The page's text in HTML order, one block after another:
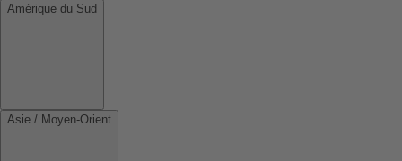
Amérique du Sud
Asie / Moyen-Orient